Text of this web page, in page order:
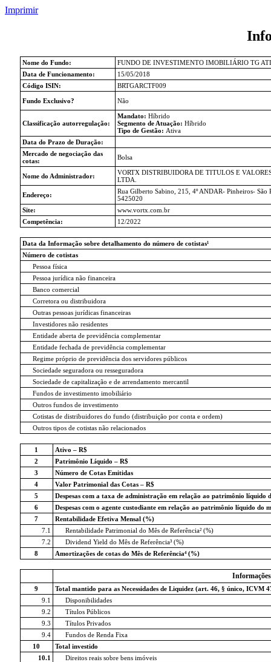
Imprimir
Nome do Fundo:
FUNDO DE INVESTIMENTO IMOBILIÁRIO TG
Data de Funcionamento:
15/05/2018
Código ISIN:
BRTGARCTF009
Fundo Exclusivo? Não
Classificação autorregulação:
Mandato: Híbrido
Segmento de Atuação: Híbrido
Tipo de Gestão: Ativa
Data do Prazo de Duração:
Mercado de negociação das
cotas:
Bolsa
Nome do Administrador:
VORTX DISTRIBUIDORA DE TITULOS E
LTDA.
Endereço:
Rua Gilberto Sabino, 215, 4º ANDAR- Pinheiros- São
5425020
Site:
www.vortx.com.br
Competência:
12/2022
Data da Informação sobre detalhamento do número de cotistas¹
Número de cotistas
Pessoa física
Pessoa jurídica não financeira
Banco comercial
Corretora ou distribuidora
Outras pessoas jurídicas financeiras
Investidores não residentes
Entidade aberta de previdência complementar
Entidade fechada de previdência complementar
Regime próprio de previdência dos servidores públicos
Sociedade seguradora ou resseguradora
Sociedade de capitalização e de arrendamento mercantil
Fundos de investimento imobiliário
Outros fundos de investimento
Cotistas de distribuidores do fundo (distribuição por conta e ordem)
Outros tipos de cotistas não relacionados
1
Ativo – R$
2
Patrimônio Líquido – R$
3
Número de Cotas Emitidas
4
Valor Patrimonial das Cotas – R$
5
Despesas com a taxa de administração em relação ao patrimônio líquido
6
Despesas com o agente custodiante em relação ao patrimônio líquido do
7
Rentabilidade Efetiva Mensal (%)
7.1
Rentabilidade Patrimonial do Mês de Referência² (%)
7.2
Dividend Yield do Mês de Referência³ (%)
8
Amortizações de cotas do Mês de Referência⁴ (%)
9
Total mantido para as Necessidades de Liquidez (art. 46, § único, ICVM
9.1
Disponibilidades
9.2
Títulos Públicos
9.3
Títulos Privados
9.4
Fundos de Renda Fixa
10
Total investido
10.1
Direitos reais sobre bens imóveis